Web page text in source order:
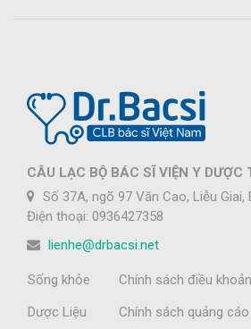
CÂU LẠC BỘ BÁC SĨ VIỆN Y DƯỢC
Số 37A, ngõ 97 Văn Cao, Liễu Giai,
Điện thoại: 0936427358
lienhe@drbacsi.net
Sống khỏe
Dược Liệu
Chính sách điều khoản
Chính sách quảng cáo